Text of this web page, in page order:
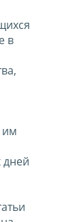
в
им
дней